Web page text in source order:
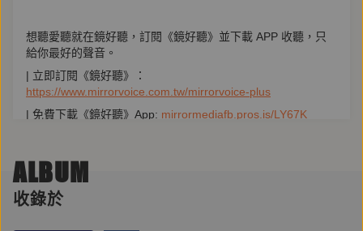
想聽愛聽就在鏡好聽，訂閱《鏡好聽》並下載 APP 收聽，只
給你最好的聲音。
| 立即訂閱《鏡好聽》：
https://www.mirrorvoice.com.tw/mirrorvoice-plus
| 免費下載《鏡好聽》App: mirrormediafb.pros.is/LY67K
| 追蹤《鏡好聽》instagram：
| 合作、節目建議歡迎來信
ALBUM
收錄於